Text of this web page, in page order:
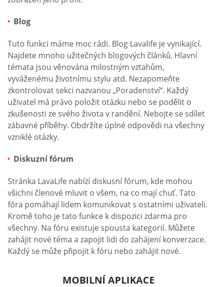
Blog
Tuto funkci máme moc rádi. Blog Lavalife je vynikající.
Najdete mnoho užitečných blogových článků. Hlavní
témata jsou věnována milostným vztahům,
vyváženému životnímu stylu atd. Nezapomeňte
zkontrolovat sekci nazvanou „Poradenství“. Každý
uživatel má právo položit otázku nebo se podělit o
zkušenosti ze svého života v randění. Nebojte se sdílet
zábavné příběhy. Obdržíte úplné odpovědi na všechny
vzniklé otázky.
Diskuzní fórum
Stránka LavaLife nabízí diskusní fórum, kde mohou
všichni členové mluvit o všem, na co mají chuť. Tato
fóra pomáhají lidem komunikovat s ostatními uživateli.
Kromě toho je tato funkce k dispozici zdarma pro
všechny. Na fóru existuje spousta kategorií. Můžete
zahájit nové téma a zapojit lidi do zahájení konverzace.
Každý se může připojit k fóru nebo zahájit nové.
MOBILNÍ APLIKACE